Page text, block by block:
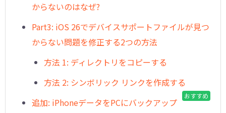
からないのはなぜ?
Part3: iOS 26でデバイスサポートファイルが見つ
からない問題を修正する2つの方法
方法 1: ディレクトリをコピーする
方法 2: シンボリック リンクを作成する
追加: iPhoneデータをPCにバックアップ
おすすめ